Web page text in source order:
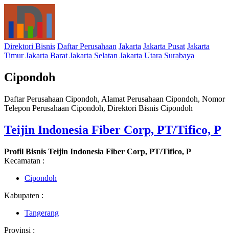
Direktori Bisnis Daftar Perusahaan Jakarta Jakarta Pusat Jakarta
Timur Jakarta Barat Jakarta Selatan Jakarta Utara Surabaya
Cipondoh
Daftar Perusahaan Cipondoh, Alamat Perusahaan Cipondoh, Nomor
Telepon Perusahaan Cipondoh, Direktori Bisnis Cipondoh
Teijin Indonesia Fiber Corp, PT/Tifico, P
Profil Bisnis Teijin Indonesia Fiber Corp, PT/Tifico, P
Kecamatan :
Cipondoh
Kabupaten :
Tangerang
Provinsi :